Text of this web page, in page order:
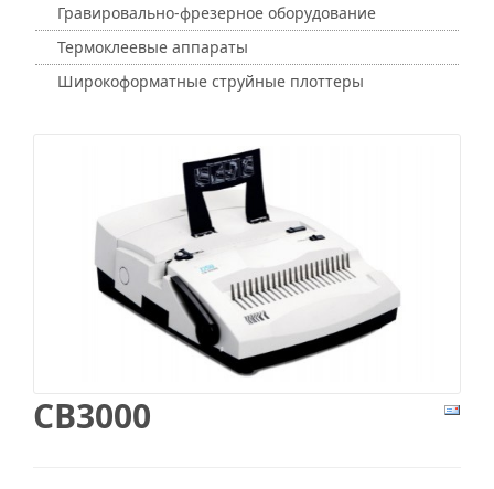
Гравировально-фрезерное оборудование
Термоклеевые аппараты
Широкоформатные струйные плоттеры
CB3000